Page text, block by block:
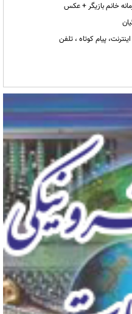
خانم بازیگر + عکس
پیام کوتاه ، تلفن